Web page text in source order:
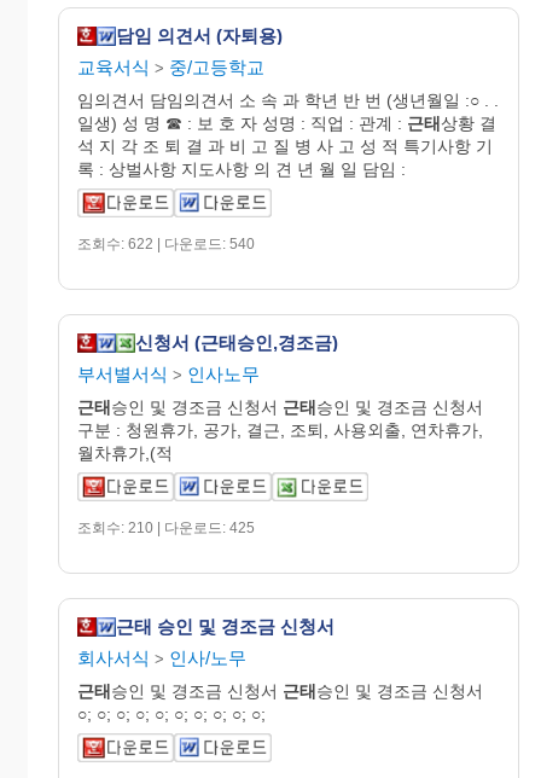
담임 의견서 (자퇴용)
교육서식 > 중/고등학교
임의견서 담임의견서 소 속 과 학년 반 번 (생년월일 :○ . .
일생) 성 명 ☎ : 보 호 자 성명 : 직업 : 관계 : 근태상황 결
석 지 각 조 퇴 결 과 비 고 질 병 사 고 성 적 특기사항 기
록 : 상벌사항 지도사항 의 견 년 월 일 담임 :
조회수: 622 | 다운로드: 540
신청서 (근태승인,경조금)
부서별서식 > 인사노무
근태승인 및 경조금 신청서 근태승인 및 경조금 신청서
구분 : 청원휴가, 공가, 결근, 조퇴, 사용외출, 연차휴가,
월차휴가,(적
조회수: 210 | 다운로드: 425
근태 승인 및 경조금 신청서
회사서식 > 인사/노무
근태승인 및 경조금 신청서 근태승인 및 경조금 신청서
○; ○; ○; ○; ○; ○; ○; ○; ○; ○;